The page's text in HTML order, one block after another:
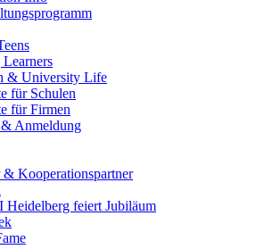
& University Life
für Schulen
für Firmen
Anmeldung
& Kooperationspartner
Heidelberg feiert Jubiläum